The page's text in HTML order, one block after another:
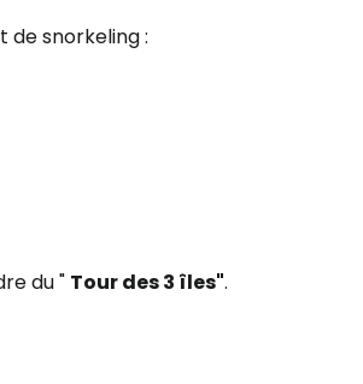
de snorkeling :
du " Tour des 3 îles".